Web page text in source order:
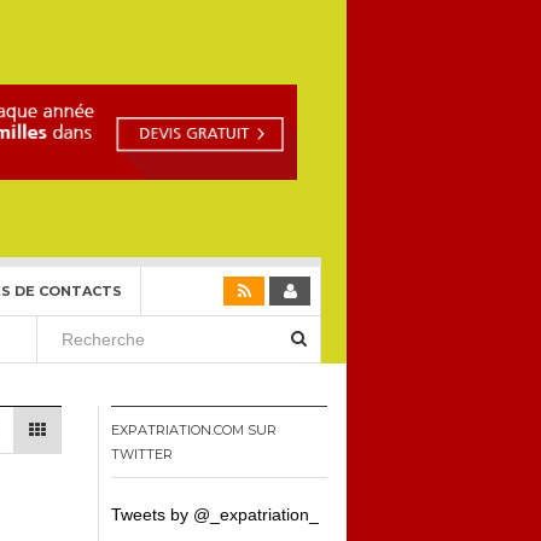
DE CONTACTS
EXPATRIATION.COM SUR
TWITTER
Tweets by @_expatriation_